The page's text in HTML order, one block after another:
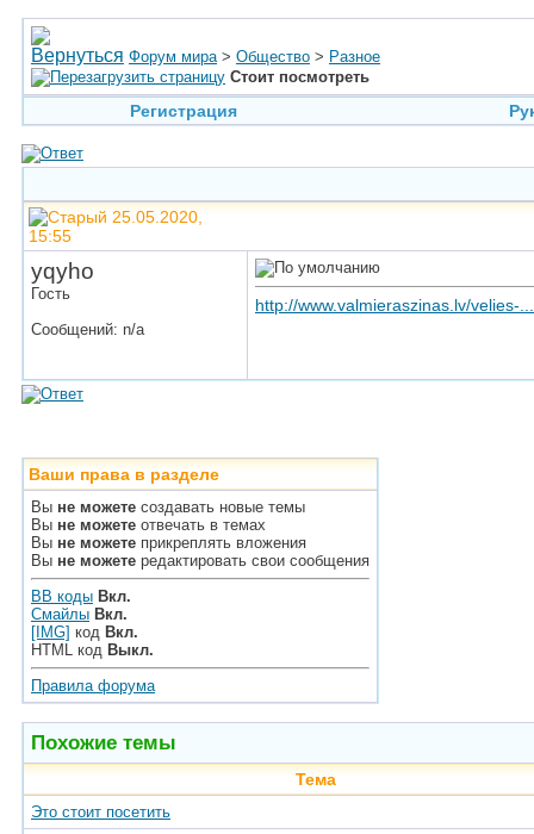
Форум мира > Общество > Разное
Стоит посмотреть
Регистрация
25.05.2020,
15:55
yqyho
Гость
Сообщений: n/a
http://www.valmieraszinas.lv/velies-
Ваши права в разделе
Вы не можете создавать новые темы
Вы не можете отвечать в темах
Вы не можете прикреплять вложения
Вы не можете редактировать свои сообщения
BB коды Вкл.
Смайлы Вкл.
[IMG] код Вкл.
HTML код Выкл.
Правила форума
Похожие темы
Тема
Это стоит посетить